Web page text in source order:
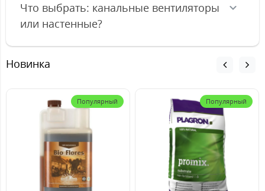
Что выбрать: канальные вентиляторы
или настенные?
Новинка
Популярный Популярный